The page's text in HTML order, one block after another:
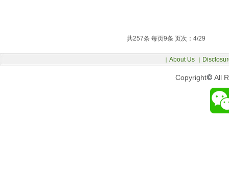
共257条 每页9条 页次：4/29
Copyright© All
| About Us |